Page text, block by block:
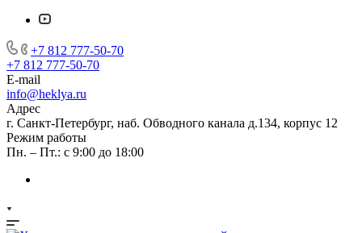
+7 812 777-50-70
+7 812 777-50-70
E-mail
info@heklya.ru
Адрес
г. Санкт-Петербург, наб. Обводного канала д.134, корпус 12
Режим работы
Пн. – Пт.: с 9:00 до 18:00